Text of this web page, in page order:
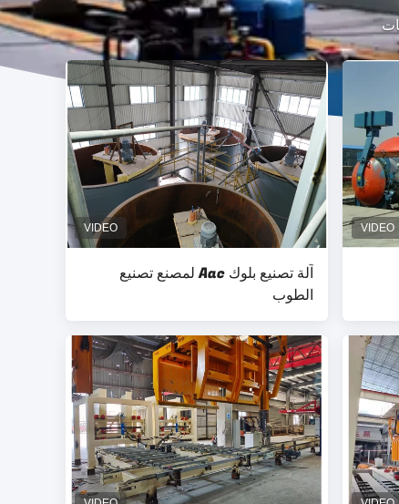
آلة تصنيع بلوك Aac لمصنع تصنيع
الطوب